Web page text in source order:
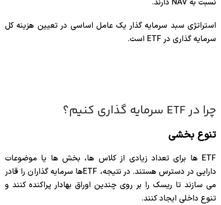
استراتژی سبد سرمایه گذار یک عامل اساسی در تعیین هزینه کل
سرمایه گذاری در ETF است.
چرا در ETF سرمایه گذاری کنیم؟
تنوع بخشی
ETF ها برای تعداد زیادی از کلاس ها، بخش ها یا موضوعات
دارایی در دسترس هستند. در نتیجه، ETFها سرمایه گذاران را قادر
می سازند تا ریسک را بر روی چندین اوراق بهادار پراکنده کنند و
تنوع داخلی ایجاد کنند.